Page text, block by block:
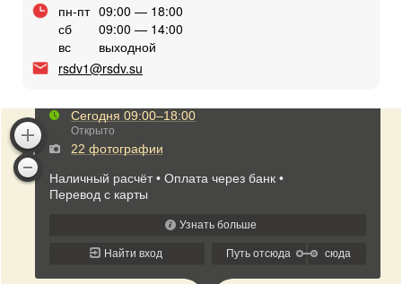
пн-пт 09:00 — 18:00
сб
09:00 — 14:00
вс
выходной
rsdv1@rsdv.su